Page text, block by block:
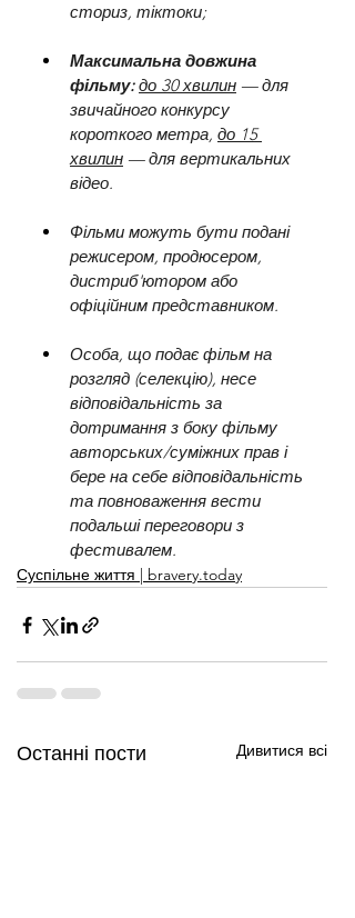
сториз, тіктоки;
Максимальна довжина
фільму: до 30 хвилин — для
звичайного конкурсу
короткого метра, до 15
хвилин — для вертикальних
відео.
Фільми можуть бути подані
режисером, продюсером,
дистриб'ютором або
офіційним представником.
Особа, що подає фільм на
розгляд (селекцію), несе
відповідальність за
дотримання з боку фільму
авторських/суміжних прав і
бере на себе відповідальність
та повноваження вести
подальші переговори з
фестивалем.
Суспільне життя | bravery.today
Останні пости Дивитися всі